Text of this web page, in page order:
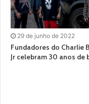
29 de junho de 2022
Fundadores do Charlie
Jr celebram 30 anos de